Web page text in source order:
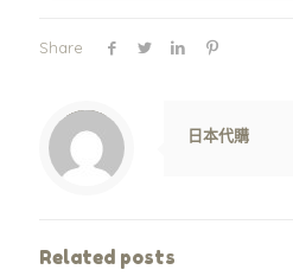
Share
Warning
/www/wwwroot/jpshop.hk/wp-content/themes/betheme/includes/content-single.php
on line
286
日本代購
Related posts